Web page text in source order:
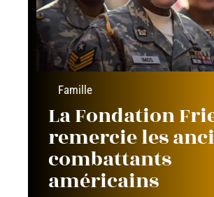
Famille
La Fondation
remercie les
combattants
américains